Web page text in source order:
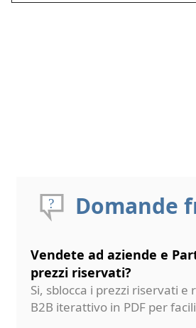
Domande
Vendete ad aziende e
prezzi riservati?
Si, sblocca i prezzi riservati e
B2B iterattivo in PDF per